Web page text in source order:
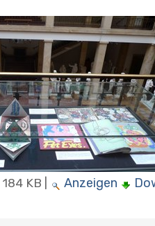
184 KB Anzeigen